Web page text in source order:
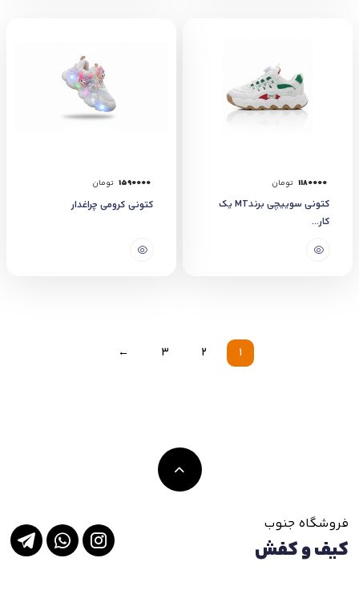
1180000 تومان
کتونی سوییچی برندMT یک
کار...
1590000 تومان
کتونی کرومی چراغدار
1
2
3
←
فروشگاه جنوب
کیف و کفش